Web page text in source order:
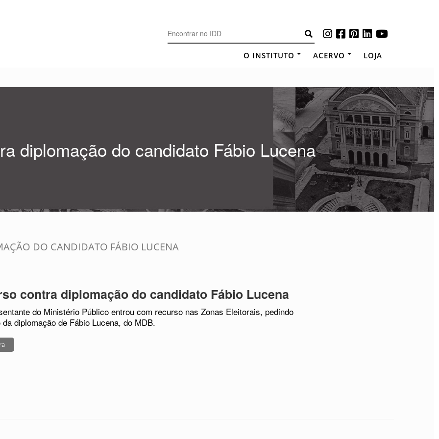
O INSTITUTO ACERVO LOJA
diplomação do candidato Fábio Lucena
DO CANDIDATO FÁBIO LUCENA
contra diplomação do candidato Fábio Lucena
do Ministério Público entrou com recurso nas Zonas Eleitorais, pedindo
da diplomação de Fábio Lucena, do MDB.